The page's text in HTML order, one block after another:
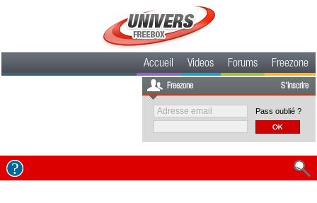
Accueil Videos Forums Freezone
Freezone S'inscrire
Pass oublié ?